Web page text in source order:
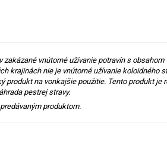
zakázané vnútorné užívanie potravín s obsahom
krajinách nie je vnútorné užívanie koloidného
produkt na vonkajšie použitie. Tento produkt je
pestrej stravy.
produktom.